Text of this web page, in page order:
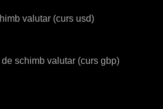
valutar (curs usd)
schimb valutar (curs gbp)